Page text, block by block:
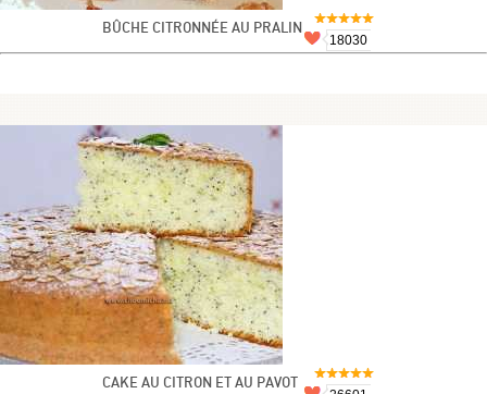
BÛCHE CITRONNÉE AU PRALIN
18030
CAKE AU CITRON ET AU PAVOT